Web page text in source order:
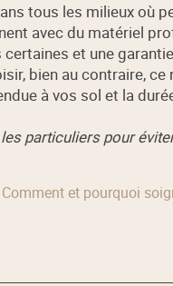
tous les milieux où
avec du matériel
et une
bien au contraire, ce
à vos sol et la
particuliers pour
Comment et pourquoi